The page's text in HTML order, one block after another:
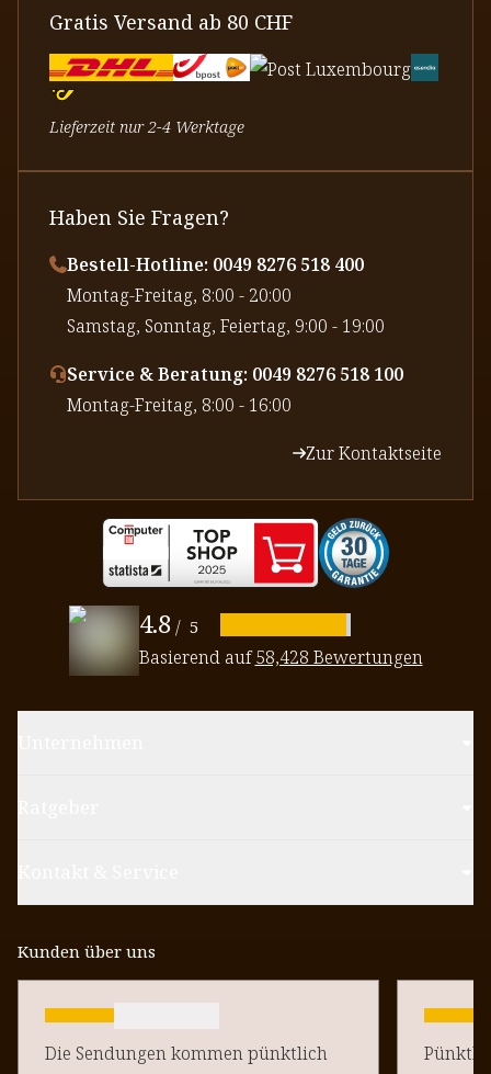
Gratis Versand ab 80 CHF
Lieferzeit nur 2-4 Werktage
Haben Sie Fragen?
Bestell-Hotline: 0049 8276 518 400
⁠Montag-Freitag, 8:00 - 20:00
⁠Samstag, Sonntag, Feiertag, 9:00 - 19:00
Service & Beratung: 0049 8276 518 100
⁠Montag-Freitag, 8:00 - 16:00
Zur Kontaktseite
4.8 / 5
Basierend auf58,428 Bewertungen
Kunden über uns
Die Sendungen kommen pünktlich
Pünktlich